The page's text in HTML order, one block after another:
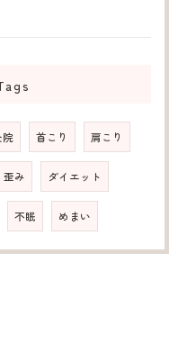
院 首こり 肩こり
歪み ダイエット
不眠 めまい